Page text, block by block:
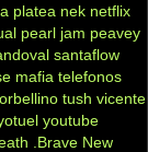
platea nek netflix
pearl jam peavey
santaflow
mafia telefonos
tush vicente
youtube
.Brave New